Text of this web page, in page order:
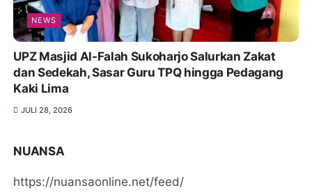
NEWS
UPZ Masjid Al-Falah Sukoharjo Salurkan Zakat
dan Sedekah, Sasar Guru TPQ hingga Pedagang
Kaki Lima
JULI 28, 2026
NUANSA
https://nuansaonline.net/feed/